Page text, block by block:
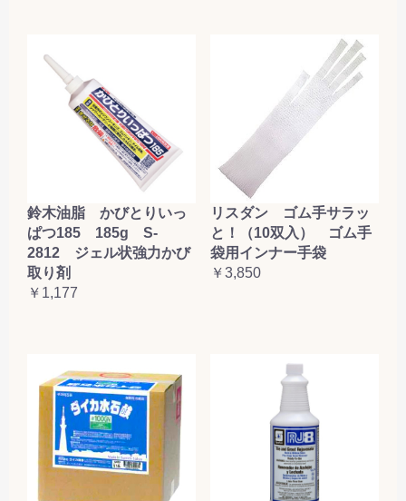
鈴木油脂 かびとりいっ
ぱつ185 185g S-
2812 ジェル状強力かび
取り剤
￥1,177
リスダン ゴム手サラッ
と！（10双入） ゴム手
袋用インナー手袋
￥3,850